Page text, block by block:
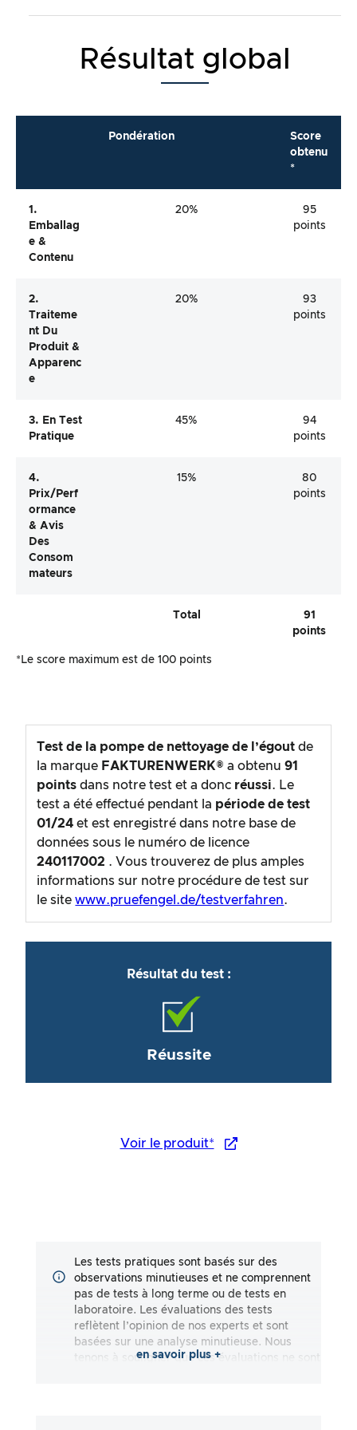
Résultat global
Pondération
Score
obtenu
*
1.
Emballag
E &
Contenu
20%
95
points
2.
Traiteme
Nt Du
Produit &
Apparenc
E
20%
93
points
3. En Test
Pratique
45%
94
points
4.
Prix/perf
Ormance
& Avis
Des
Consom
Mateurs
15%
80
points
Total
91
points
*Le score maximum est de 100 points
Test de la pompe de nettoyage de l’égout de
la marque FAKTURENWERK® a obtenu 91
pointsdans notre test et a donc réussi. Le
test a été effectué pendant la période de test
01/24 et est enregistré dans notre base de
données sous le numéro de licence
240117002 . Vous trouverez de plus amples
informations sur notre procédure de test sur
le sitewww.pruefengel.de/testverfahren.
Résultat du test :
Réussite
Voir le produit*
Les tests pratiques sont basés sur des
observations minutieuses et ne comprennent
pas de tests à long terme ou de tests en
laboratoire. Les évaluations des tests
reflètent l’opinion de nos experts et sont
basées sur une analyse minutieuse. Nous
tenons à souligner que ces évaluations ne sont
en savoir plus +